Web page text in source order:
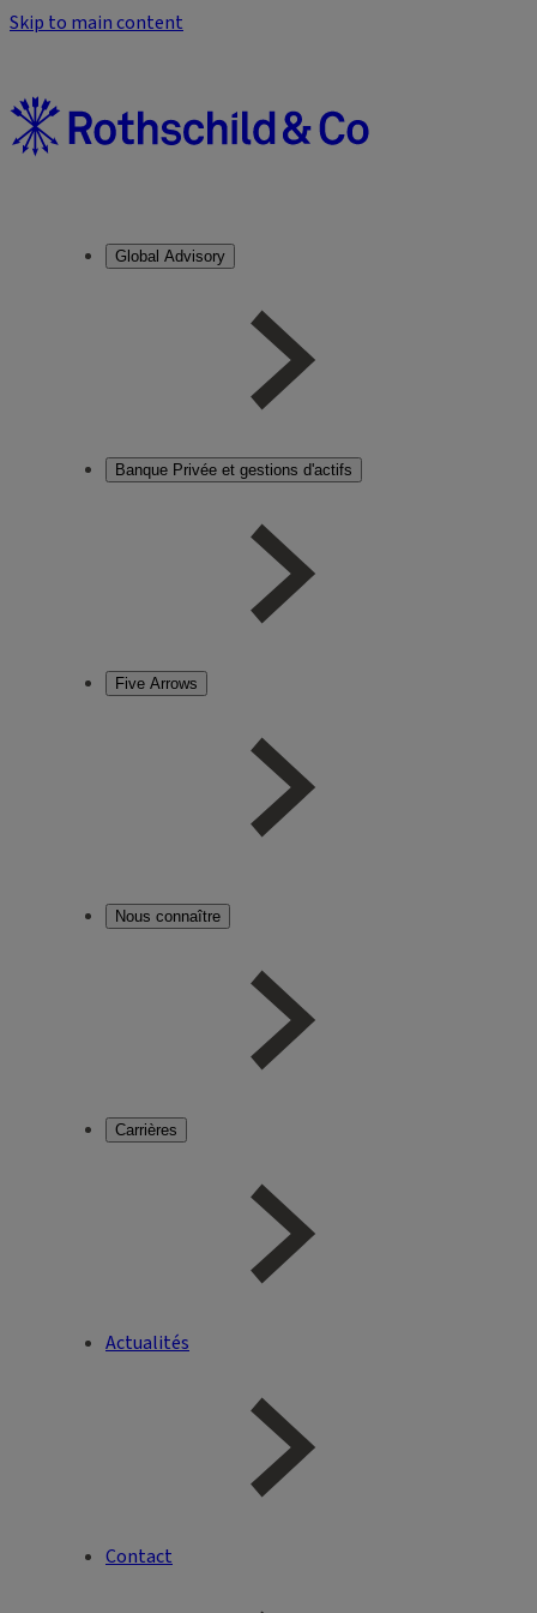
Skip to main content
Global Advisory
Banque Privée et gestions d'actifs
Five Arrows
Nous connaître
Carrières
Actualités
Contact